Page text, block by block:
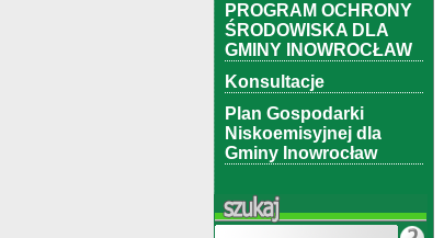
PROGRAM OCHRONY
ŚRODOWISKA DLA
GMINY INOWROCŁAW
Konsultacje
Plan Gospodarki
Niskoemisyjnej dla
Gminy Inowrocław